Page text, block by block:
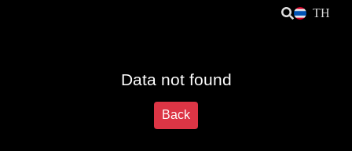
TH
Data not found
Back